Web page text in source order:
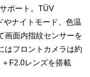
ポート。TÜV
やナイトモード、色温
画面内指紋センサーを
はフロントカメラは約
F2.0レンズを搭載